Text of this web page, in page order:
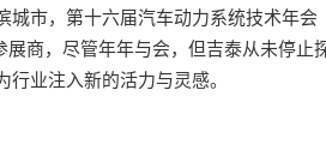
市，第十六届汽车动力系统技术年会
商，尽管年年与会，但吉泰从未停止
业注入新的活力与灵感。